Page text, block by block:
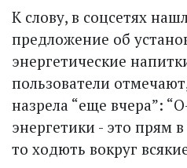
К слову, в соцсетях
предложение об
энергетические
пользователи
назрела “еще вчера”:
энергетики - это прям
то ходють вокруг